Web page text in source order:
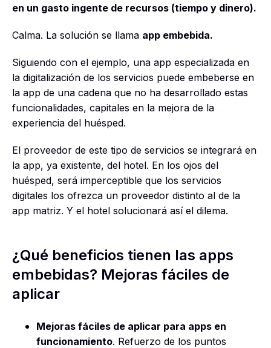
en un gasto ingente de recursos (tiempo y dinero).
Calma. La solución se llama app embebida.
Siguiendo con el ejemplo, una app especializada en
la digitalización de los servicios puede embeberse en
la app de una cadena que no ha desarrollado estas
funcionalidades, capitales en la mejora de la
experiencia del huésped.
El proveedor de este tipo de servicios se integrará en
la app, ya existente, del hotel. En los ojos del
huésped, será imperceptible que los servicios
digitales los ofrezca un proveedor distinto al de la
app matriz. Y el hotel solucionará así el dilema.
¿Qué beneficios tienen las apps
embebidas? Mejoras fáciles de
aplicar
Mejoras fáciles de aplicar para apps en
funcionamiento. Refuerzo de los puntos